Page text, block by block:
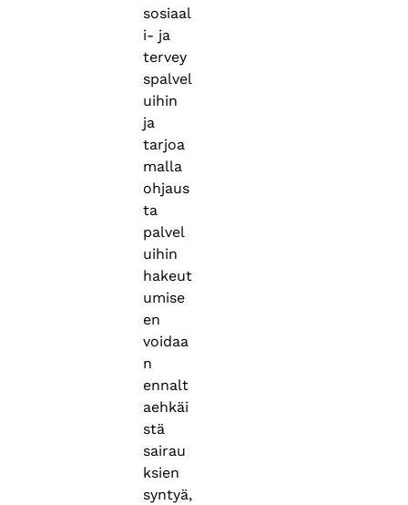
sosiaal
i- ja
tervey
spalvel
uihin
ja
tarjoa
malla
ohjaus
ta
palvel
uihin
hakeut
umise
en
voidaa
n
ennalt
aehkäi
stä
sairau
ksien
syntyä,